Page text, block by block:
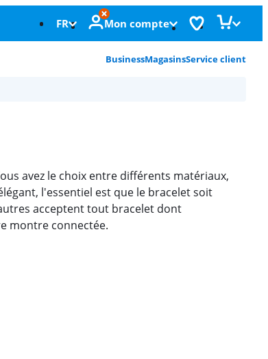
FR Mon compte
BusinessMagasinsService client
avez le choix entre différents matériaux,
l'essentiel est que le bracelet soit
acceptent tout bracelet dont
montre connectée.